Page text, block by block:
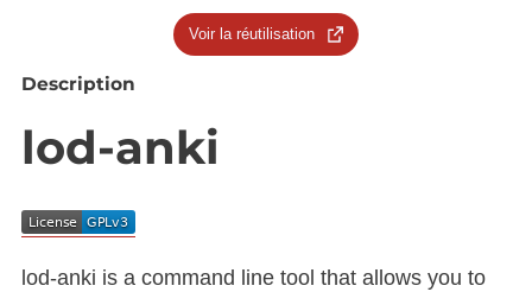
Voir la réutilisation
Description
lod-anki
lod-anki is a command line tool that allows you to